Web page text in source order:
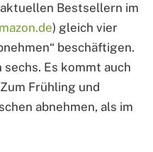
Bestsellern im
) gleich vier
beschäftigen.
Es kommt auch
Frühling und
abnehmen, als im